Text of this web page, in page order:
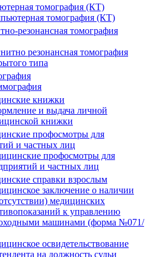
томография (КТ)
томография (КТ)
резонансная томография
резонансная томография
типа
книжки
и выдача личной
книжки
профосмотры для
и частных лиц
профосмотры для
и частных лиц
справки взрослым
заключение о наличии
медицинских
к управлению
машинами (форма №071/
освидетельствование
на должность судьи